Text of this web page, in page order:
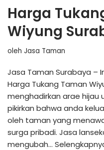
Harga
Wiyung
oleh Jasa Taman
Jasa Taman Surabaya –
Harga Tukang Taman
menghadirkan arae hijau
pikirkan bahwa anda
oleh taman yang
surga pribadi. Jasa
mengubah…